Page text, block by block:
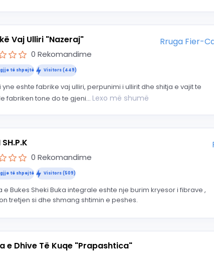
Vaj Ulliri "Nazeraj" Rruga Fier-
0 Rekomandime
të shpejtë Visitors (449)
yne eshte fabrike vaj ulliri, perpunimi i ullirit dhe shitja e vajit te
fabriken tone do te gjeni... Lexo më shumë
SH.P.K
0 Rekomandime
të shpejtë Visitors (509)
e Bukes Sheki Buka integrale eshte nje burim kryesor i fibrave ,
tretjen si dhe shmang shtimin e peshes.
e Dhive Të Kuqe "Prapashtica"